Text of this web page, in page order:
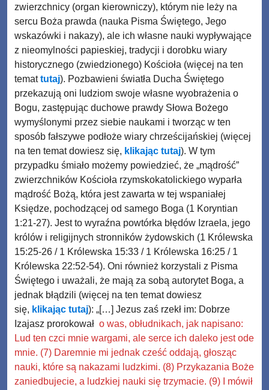
zwierzchnicy (organ kierowniczy), którym nie leży na
sercu Boża prawda (nauka Pisma Świętego, Jego
wskazówki i nakazy), ale ich własne nauki wypływające
z nieomylności papieskiej, tradycji i dorobku wiary
historycznego (zwiedzionego) Kościoła (więcej na ten
temattutaj). Pozbawieni światła Ducha Świętego
przekazują oni ludziom swoje własne wyobrażenia o
Bogu, zastępując duchowe prawdy Słowa Bożego
wymyślonymi przez siebie naukami i tworząc w ten
sposób fałszywe podłoże wiary chrześcijańskiej (więcej
na ten temat dowiesz się, klikając tutaj). W tym
przypadku śmiało możemy powiedzieć, że „mądrość”
zwierzchników Kościoła rzymskokatolickiego wyparła
mądrość Bożą, która jest zawarta w tej wspaniałej
Księdze, pochodzącej od samego Boga (1 Koryntian
1:21-27). Jest to wyraźna powtórka błędów Izraela, jego
królów i religijnych stronników żydowskich (1 Królewska
15:25-26 / 1 Królewska 15:33 / 1 Królewska 16:25 / 1
Królewska 22:52-54). Oni również korzystali z Pisma
Świętego i uważali, że mają za sobą autorytet Boga, a
jednak błądzili (więcej na ten temat dowiesz
się, klikając tutaj): „[…] Jezus zaś rzekł im: Dobrze
Izajasz prorokował o was, obłudnikach, jak napisano:
Lud ten czci mnie wargami, ale serce ich daleko jest ode
mnie. (7) Daremnie mi jednak cześć oddają, głosząc
nauki, które są nakazami ludzkimi. (8) Przykazania Boże
zaniedbujecie, a ludzkiej nauki się trzymacie. (9) I mówił